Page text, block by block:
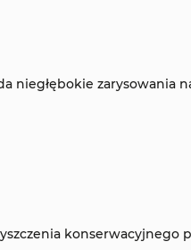
niegłębokie zarysowania
konserwacyjnego